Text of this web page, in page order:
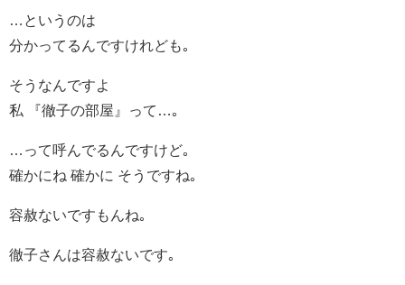
…というのは
分かってるんですけれども｡
そうなんですよ
私 『徹子の部屋』って…｡
…って呼んでるんですけど｡
確かにね 確かに そうですね｡
容赦ないですもんね｡
徹子さんは容赦ないです｡